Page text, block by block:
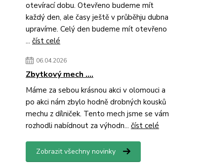
otevírací dobu. Otevřeno budeme mít
každý den, ale časy ještě v průběhju dubna
upravíme. Celý den budeme mít otevřeno
... číst celé
06.04.2026
Zbytkový mech ....
Máme za sebou krásnou akci v olomouci a
po akci nám zbylo hodně drobných kousků
mechu z dílniček. Tento mech jsme se vám
rozhodli nabídnout za výhodn... číst celé
Zobrazit všechny novinky